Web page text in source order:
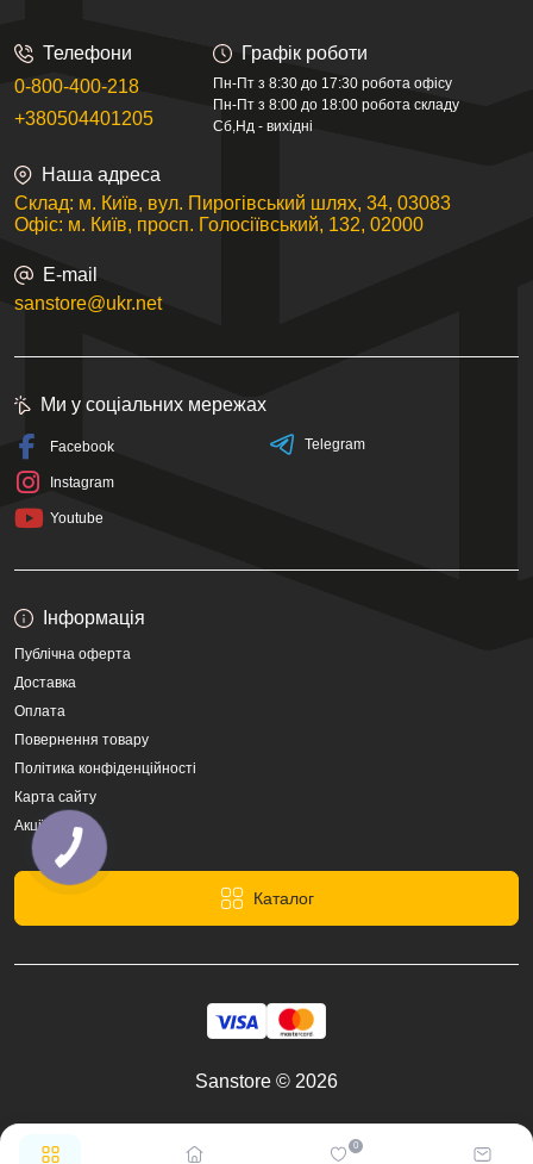
0
Телефони
0-800-400-218
+380504401205
Графік роботи
Пн-Пт з 8:30 до 17:30 робота офісу
Пн-Пт з 8:00 до 18:00 робота складу
Сб,Нд - вихідні
Наша адреса
Склад: м. Київ, вул. Пирогівський шлях, 34, 03083
Офіс: м. Київ, просп. Голосіївський, 132, 02000
E-mail
sanstore@ukr.net
Інформація
Публічна оферта
Доставка
Оплата
Повернення товару
Політика конфіденційності
Карта сайту
Акції
Каталог
Ми у соціальних мережах
Facebook
Instagram
Youtube
Telegram
Sanstore © 2026